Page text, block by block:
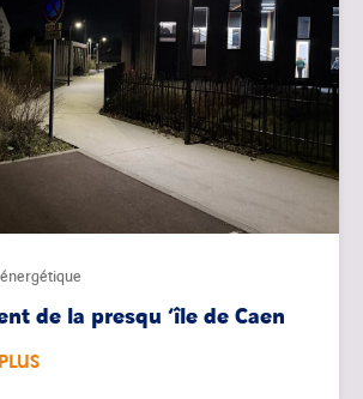
de la presqu ‘île de Caen